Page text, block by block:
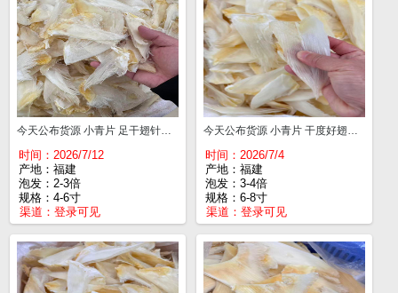
今天公布货源 小青片 足干翅针多 4-6寸¥550
时间：2026/7/12
产地：福建
泡发：2-3倍
规格：4-6寸
渠道： 登录可见
今天公布货源 小青片 干度好翅针多 6-8寸¥730
时间：2026/7/4
产地：福建
泡发：3-4倍
规格：6-8寸
渠道：登录可见